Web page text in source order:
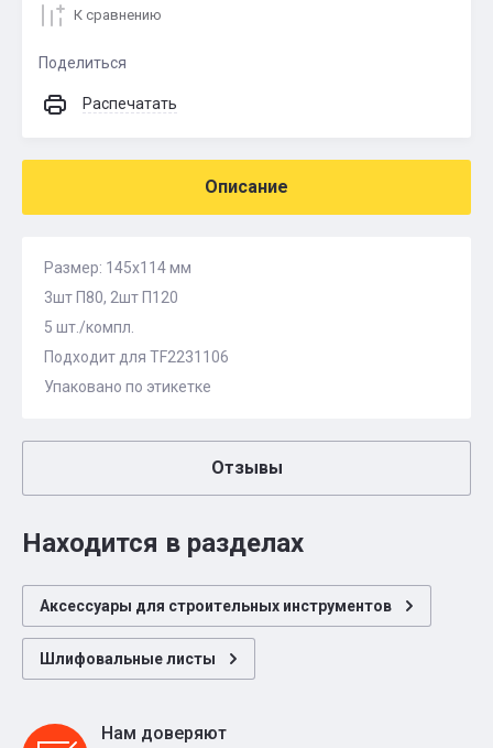
К сравнению
Поделиться
Распечатать
Описание
Размер: 145x114 мм
3шт П80, 2шт П120
5 шт./компл.
Подходит для TF2231106
Упаковано по этикетке
Отзывы
Находится в разделах
Аксессуары для строительных инструментов
Шлифовальные листы
Нам доверяют